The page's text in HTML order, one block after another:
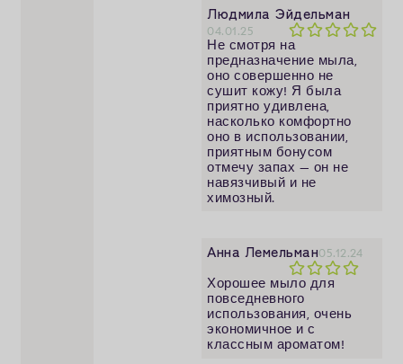
Людмила Эйдельман
04.01.25
Не смотря на
предназначение мыла,
оно совершенно не
сушит кожу! Я была
приятно удивлена,
насколько комфортно
оно в использовании,
приятным бонусом
отмечу запах — он не
навязчивый и не
химозный.
Анна Лемельман05.12.24
Хорошее мыло для
повседневного
использования, очень
экономичное и с
классным ароматом!